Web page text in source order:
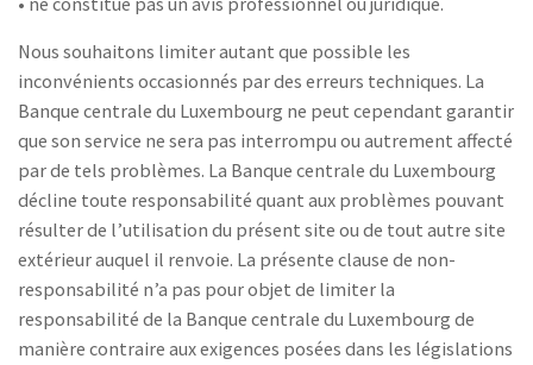
Nous souhaitons limiter autant que possible les
inconvénients occasionnés par des erreurs techniques. La
Banque centrale du Luxembourg ne peut cependant garantir
que son service ne sera pas interrompu ou autrement affecté
par de tels problèmes. La Banque centrale du Luxembourg
décline toute responsabilité quant aux problèmes pouvant
résulter de l’utilisation du présent site ou de tout autre site
extérieur auquel il renvoie. La présente clause de non-
responsabilité n’a pas pour objet de limiter la
responsabilité de la Banque centrale du Luxembourg de
manière contraire aux exigences posées dans les législations